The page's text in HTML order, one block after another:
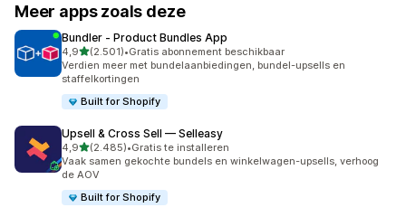
Meer apps zoals deze
Bundler ‑ Product Bundles App
4,9van 5 sterren
(2.501)
2501 recensies in totaal
•Gratis abonnement beschikbaar
Verdien meer met bundelaanbiedingen, bundel-upsells en
staffelkortingen
Built for Shopify
Upsell & Cross Sell — Selleasy
4,9van 5 sterren
(2.485)
2485 recensies in totaal
•Gratis te installeren
Vaak samen gekochte bundels en winkelwagen-upsells, verhoog
de AOV
Built for Shopify